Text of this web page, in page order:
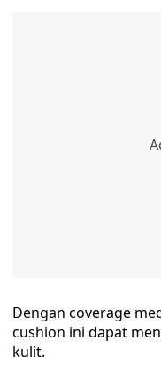
Dengan coverage
cushion ini dapat
kulit.